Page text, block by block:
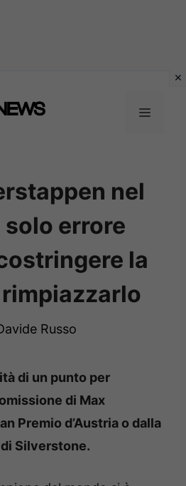
MENU
nel
errore
la
rimpiazzarlo
Russo
di un punto per
di Max
Premio d’Austria o dalla
Silverstone.